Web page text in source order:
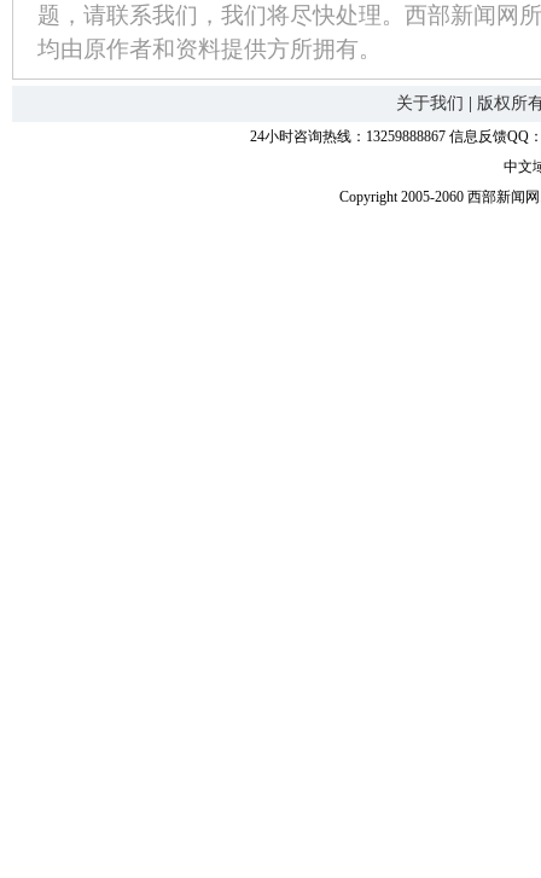
题，请联系我们，我们将尽快处理。西部新闻网
均由原作者和资料提供方所拥有。
关于我们 | 版权所
24小时咨询热线：13259888867 信息反馈QQ
中文
Copyright 2005-2060 西部新闻